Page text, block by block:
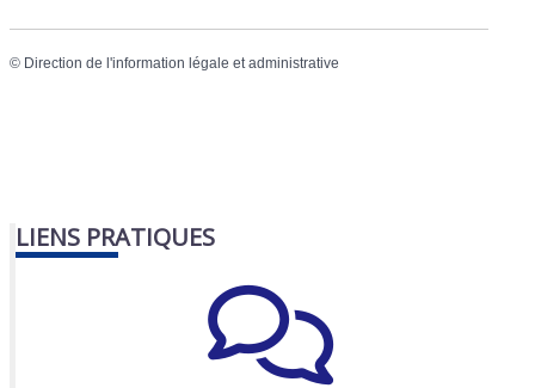
© Direction de l'information légale et administrative
LIENS PRATIQUES